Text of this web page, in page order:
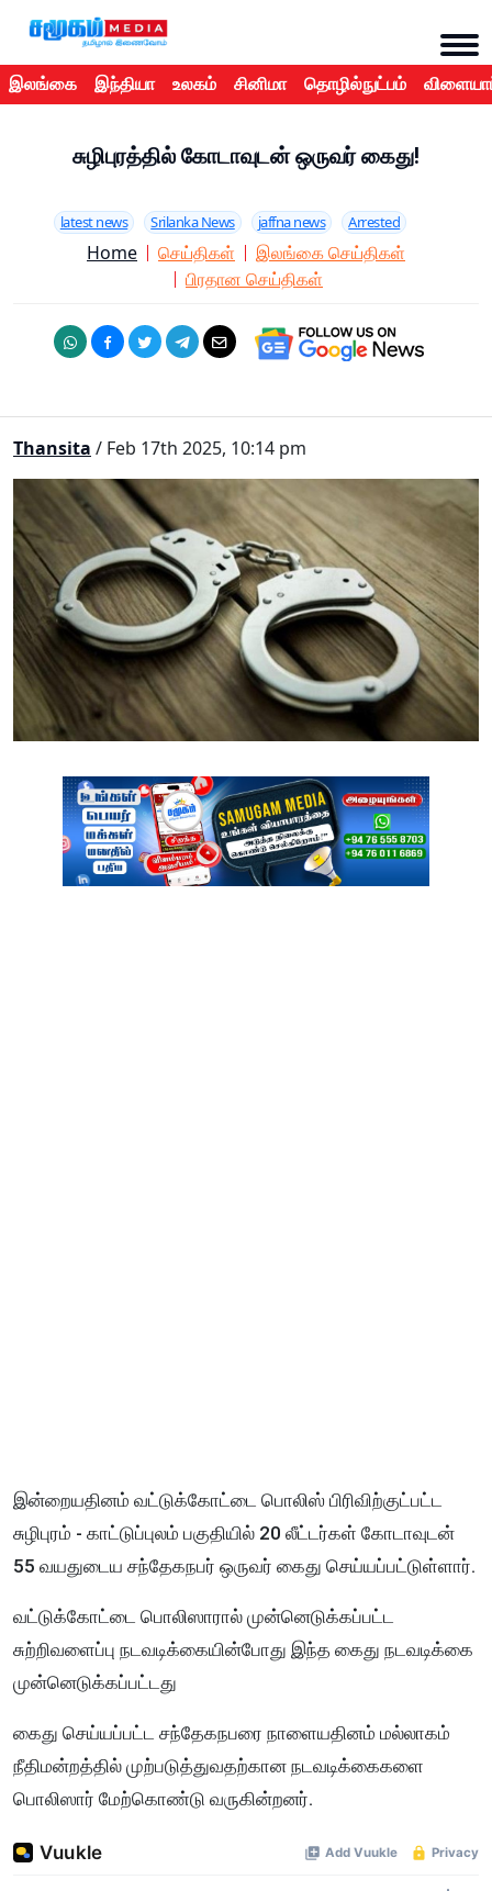
இலங்கை இந்தியா உலகம் சினிமா தொழில்நுட்பம்
சுழிபுரத்தில் கோடாவுடன் ஒருவர் கைது!
latest news Srilanka News jaffna news Arrested
Home செய்திகள்
இலங்கை செய்திகள்
பிரதான செய்திகள்
Thansita / Feb 17th 2025, 10:14 pm
இன்றையதினம் வட்டுக்கோட்டை பொலிஸ் பிரிவிற்குட்பட்ட
சுழிபுரம் - காட்டுப்புலம் பகுதியில் 20 லீட்டர்கள் கோடாவுடன்
55 வயதுடைய சந்தேகநபர் ஒருவர் கைது செய்யப்பட்டுள்ளார்.
வட்டுக்கோட்டை பொலிஸாரால் முன்னெடுக்கப்பட்ட
சுற்றிவளைப்பு நடவடிக்கையின்போது இந்த கைது நடவடிக்கை
முன்னெடுக்கப்பட்டது
கைது செய்யப்பட்ட சந்தேகநபரை நாளையதினம் மல்லாகம்
நீதிமன்றத்தில் முற்படுத்துவதற்கான நடவடிக்கைகளை
பொலிஸார் மேற்கொண்டு வருகின்றனர்.